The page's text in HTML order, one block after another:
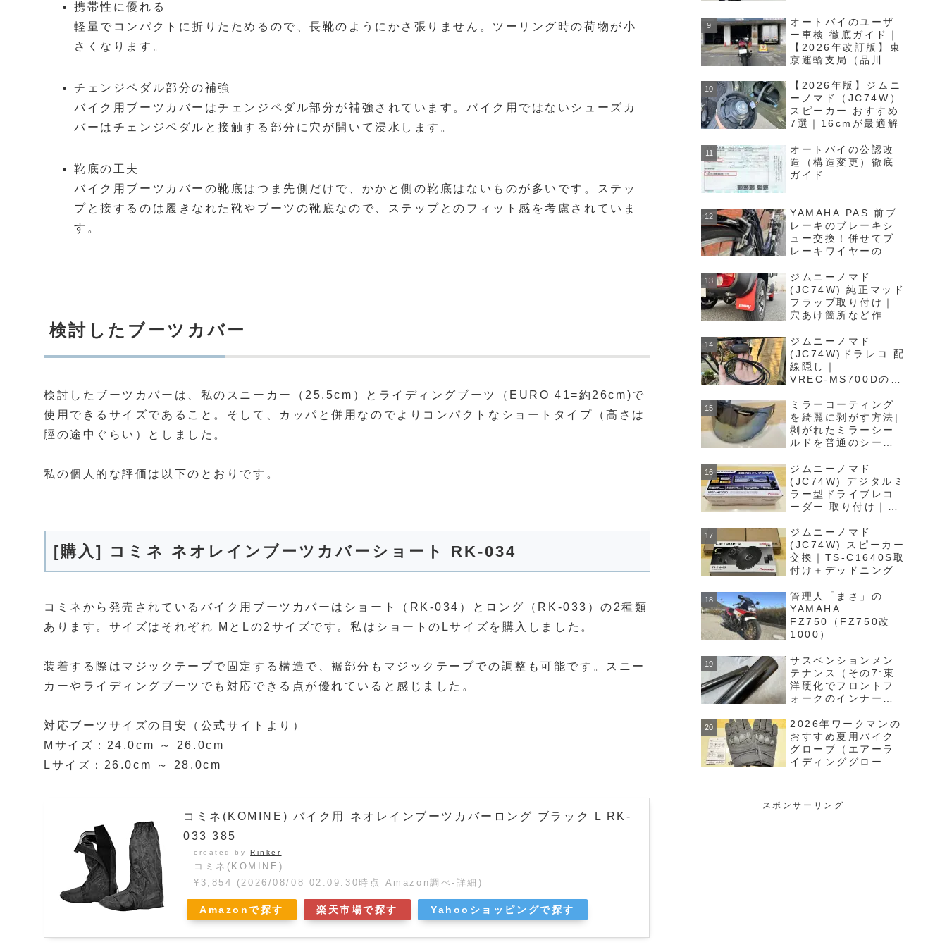
携帯性に優れる
軽量でコンパクトに折りたためるので、長靴のようにかさ張りません。ツーリング時の荷物が小
さくなります。
チェンジペダル部分の補強
バイク用ブーツカバーはチェンジペダル部分が補強されています。バイク用ではないシューズカ
バーはチェンジペダルと接触する部分に穴が開いて浸水します。
靴底の工夫
バイク用ブーツカバーの靴底はつま先側だけで、かかと側の靴底はないものが多いです。ステッ
プと接するのは履きなれた靴やブーツの靴底なので、ステップとのフィット感を考慮されていま
す。
検討したブーツカバー
検討したブーツカバーは、私のスニーカー（25.5cm）とライディングブーツ（EURO 41=約26cm)で
使用できるサイズであること。そして、カッパと併用なのでよりコンパクトなショートタイプ（高さは
脛の途中ぐらい）としました。
私の個人的な評価は以下のとおりです。
[購入] コミネ ネオレインブーツカバーショート RK-034
コミネから発売されているバイク用ブーツカバーはショート（RK-034）とロング（RK-033）の2種類
あります。サイズはそれぞれ MとLの2サイズです。私はショートのLサイズを購入しました。
装着する際はマジックテープで固定する構造で、裾部分もマジックテープでの調整も可能です。スニー
カーやライディングブーツでも対応できる点が優れていると感じました。
対応ブーツサイズの目安（公式サイトより）
Mサイズ：24.0cm ～ 26.0cm
Lサイズ：26.0cm ～ 28.0cm
コミネ(KOMINE) バイク用 ネオレインブーツカバーロング ブラック L RK-
033 385
created byRinker
コミネ(KOMINE)
¥3,854
(2026/08/08 02:09:30時点 Amazon調べ- 詳細)
Amazonで探す 楽天市場で探す Yahooショッピングで探す
け！
オートバイのユーザ
ー車検 徹底ガイド｜
【2026年改訂版】東
京運輸支局（品川陸
ます！
【2026年版】ジムニ
ーノマド（JC74W）
スピーカー おすすめ
7選｜16cmが最適解
オートバイの公認改
造（構造変更）徹底
ガイド
YAMAHA PAS 前ブ
レーキのブレーキシ
ュー交換！併せてブ
レーキワイヤーの注
ジムニーノマド
(JC74W) 純正マッド
フラップ取り付け｜
穴あけ箇所など作業
ジムニーノマド
(JC74W)ドラレコ 配
線隠し｜
VREC‑MS700Dのリ
ルをキレイ隠します
ミラーコーティング
を綺麗に剥がす方法|
剥がれたミラーシー
ルドを普通のシール
ジムニーノマド
(JC74W) デジタルミ
ラー型ドライブレコ
ーダー 取り付け｜
MS700はオススメ！
ジムニーノマド
(JC74W) スピーカー
交換｜TS-C1640S取
付け＋デッドニング
管理人「まさ」の
YAMAHA
FZ750（FZ750改
1000）
サスペンションメン
テナンス（その7:東
洋硬化でフロントフ
ォークのインナーチ
ティング完了）
2026年ワークマンの
おすすめ夏用バイク
グローブ（エアーラ
イディンググローブ
スポンサーリング